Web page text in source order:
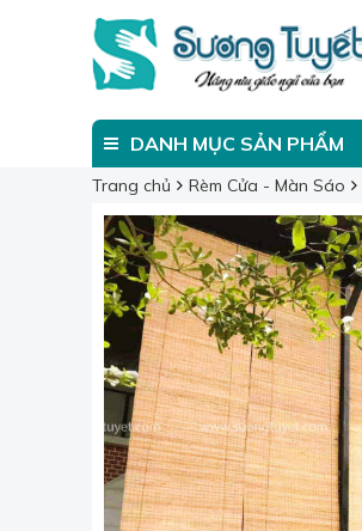
DANH MỤC SẢN PHẨM
Trang chủ Rèm Cửa - Màn Sáo